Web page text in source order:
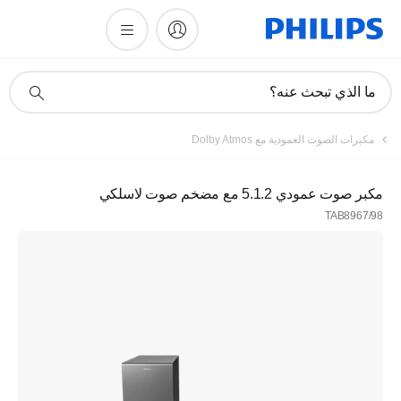
دعم
ما الذي تبحث عنه؟
مكبرات الصوت العمودية مع Dolby Atmos
مكبر صوت عمودي 5.1.2 مع مضخم صوت لاسلكي
TAB8967/98